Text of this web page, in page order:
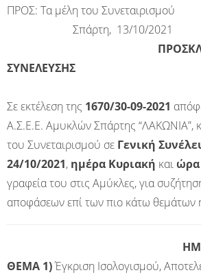
ΠΡΟΣ: Τα μέλη του
Σπάρτη, 13/10/2021
ΠΡΟΣΚΛΗΣΗ
ΣΥΝΕΛΕΥΣΗΣ
Σε εκτέλεση της 1670/30-09-2021
Α.Σ.Ε.Ε. Αμυκλών Σπάρτης “ΛΑΚΩΝΙΑ”,
του Συνεταιρισμού σε Γενική
24/10/2021, ημέρα Κυριακή και ώρα
γραφεία του στις Αμύκλες, για
αποφάσεων επί των πιο κάτω θεμάτων
ΗΜΕΡΗΣΙΑ
ΘΕΜΑ 1)Έγκριση Ισολογισμού,